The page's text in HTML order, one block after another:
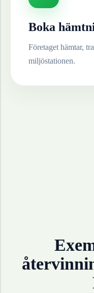
Boka
Företaget hämtar,
miljöstationen.